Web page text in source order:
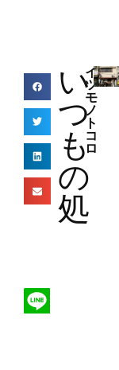
い
つ
も
の
処
イ
ツ
モ
ノ
ト
コ
ロ